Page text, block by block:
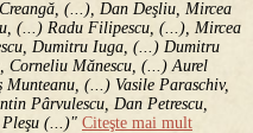
(...), Dan Deşliu, Mircea
(...) Radu Filipescu, (...), Mircea
Dumitru Iuga, (...) Dumitru
Corneliu Mănescu, (...) Aurel
Munteanu, (...) Vasile Paraschiv,
Pârvulescu, Dan Petrescu,
Pleşu (...)" Citeşte mai mult